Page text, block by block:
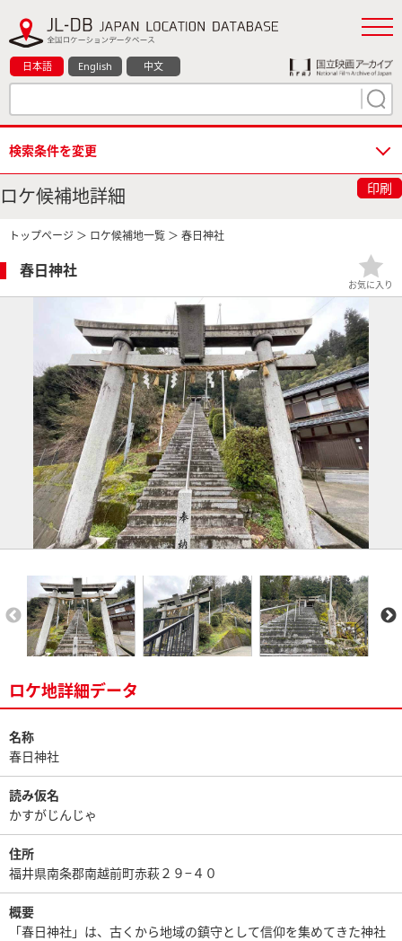
日本語 English 中文
検索条件を変更
ロケ候補地詳細 印刷
トップページ ＞ ロケ候補地一覧 ＞ 春日神社
春日神社
お気に入り
ロケ地詳細データ
名称
春日神社
読み仮名
かすがじんじゃ
住所
福井県南条郡南越前町赤萩２９−４０
概要
「春日神社」は、古くから地域の鎮守として信仰を集めてきた神社